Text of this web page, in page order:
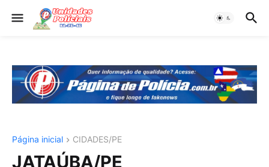
Página inicial CIDADES/PE
JATAÚBA/PE